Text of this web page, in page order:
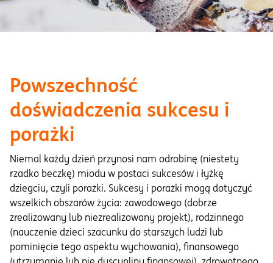
Powszechność
doświadczenia sukcesu i
porażki
Niemal każdy dzień przynosi nam odrobinę (niestety
rzadko beczkę) miodu w postaci sukcesów i łyżkę
dziegciu, czyli porażki. Sukcesy i porażki mogą dotyczyć
wszelkich obszarów życia: zawodowego (dobrze
zrealizowany lub niezrealizowany projekt), rodzinnego
(nauczenie dzieci szacunku do starszych ludzi lub
pominięcie tego aspektu wychowania), finansowego